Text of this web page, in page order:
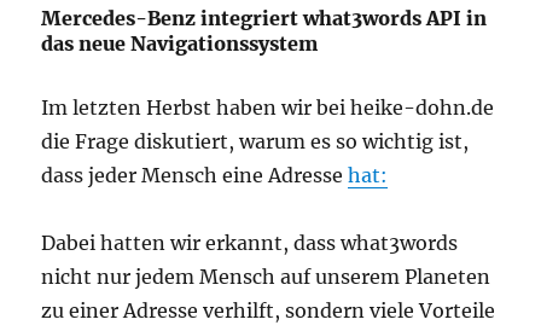
Mercedes-Benz integriert what3words API in
das neue Navigationssystem
Im letzten Herbst haben wir bei heike-dohn.de
die Frage diskutiert, warum es so wichtig ist,
dass jeder Mensch eine Adressehat:
Dabei hatten wir erkannt, dass what3words
nicht nur jedem Mensch auf unserem Planeten
zu einer Adresse verhilft, sondern viele Vorteile